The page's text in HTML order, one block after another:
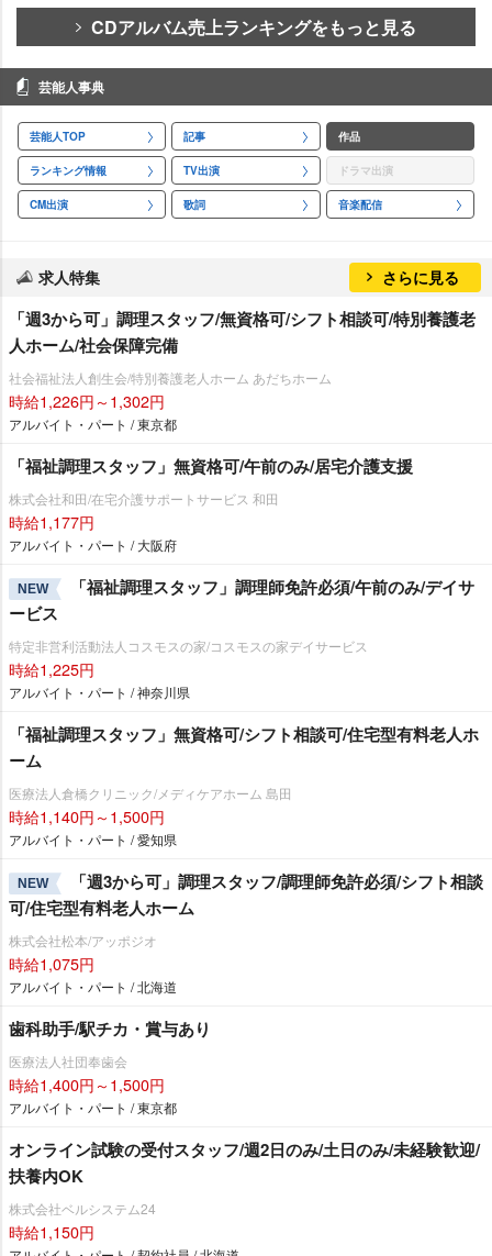
CDアルバム売上ランキングをもっと見る
芸能人事典
芸能人TOP 記事 作品
ランキング情報 TV出演 ドラマ出演
CM出演 歌詞 音楽配信
求人特集 さらに見る
「週3から可」調理スタッフ/無資格可/シフト相談可/特別養護老
人ホーム/社会保障完備
社会福祉法人創生会/特別養護老人ホーム あだちホーム
時給1,226円～1,302円
アルバイト・パート / 東京都
「福祉調理スタッフ」無資格可/午前のみ/居宅介護支援
株式会社和田/在宅介護サポートサービス 和田
時給1,177円
アルバイト・パート / 大阪府
NEW
「福祉調理スタッフ」調理師免許必須/午前のみ/デイサ
ービス
特定非営利活動法人コスモスの家/コスモスの家デイサービス
時給1,225円
アルバイト・パート / 神奈川県
「福祉調理スタッフ」無資格可/シフト相談可/住宅型有料老人ホ
ーム
医療法人倉橋クリニック/メディケアホーム 島田
時給1,140円～1,500円
アルバイト・パート / 愛知県
NEW
「週3から可」調理スタッフ/調理師免許必須/シフト相談
可/住宅型有料老人ホーム
株式会社松本/アッポジオ
時給1,075円
アルバイト・パート / 北海道
歯科助手/駅チカ・賞与あり
医療法人社団奉歯会
時給1,400円～1,500円
アルバイト・パート / 東京都
オンライン試験の受付スタッフ/週2日のみ/土日のみ/未経験歓迎/
扶養内OK
株式会社ベルシステム24
時給1,150円